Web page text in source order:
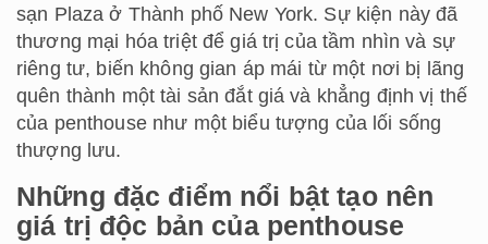
sạn Plaza ở Thành phố New York. Sự kiện này đã
thương mại hóa triệt để giá trị của tầm nhìn và sự
riêng tư, biến không gian áp mái từ một nơi bị lãng
quên thành một tài sản đắt giá và khẳng định vị thế
của penthouse như một biểu tượng của lối sống
thượng lưu.
Những đặc điểm nổi bật tạo nên
giá trị độc bản của penthouse